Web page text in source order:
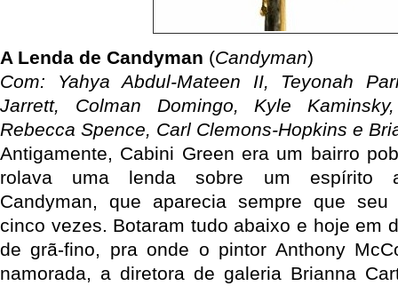
A Lenda de Candyman (Candyman)
Com: Yahya Abdul-Mateen II, Teyonah
Jarrett, Colman Domingo, Kyle
Rebecca Spence, Carl Clemons-Hopkins e
Antigamente, Cabini Green era um bairro
rolava uma lenda sobre um espírito
Candyman, que aparecia sempre que
cinco vezes. Botaram tudo abaixo e hoje em
de grã-fino, pra onde o pintor Anthony
namorada, a diretora de galeria Brianna